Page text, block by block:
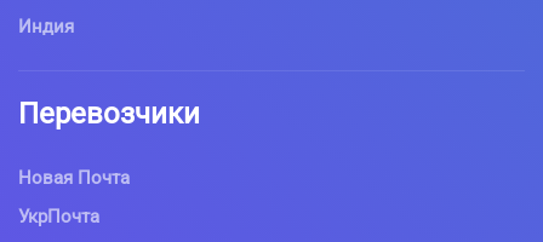
Индия
Перевозчики
Новая Почта
УкрПочта